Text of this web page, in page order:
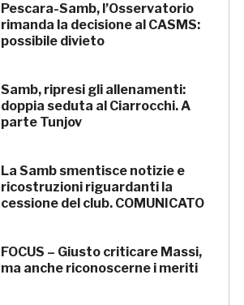
Pescara-Samb, l’Osservatorio
rimanda la decisione al CASMS:
possibile divieto
Samb, ripresi gli allenamenti:
doppia seduta al Ciarrocchi. A
parte Tunjov
La Samb smentisce notizie e
ricostruzioni riguardanti la
cessione del club. COMUNICATO
FOCUS – Giusto criticare Massi,
ma anche riconoscerne i meriti